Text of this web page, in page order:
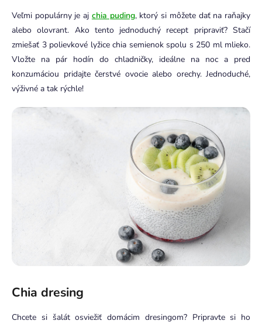
Veľmi populárny je aj chia puding, ktorý si môžete dať na raňajky
alebo olovrant. Ako tento jednoduchý recept pripraviť? Stačí
zmiešať 3 polievkové lyžice chia semienok spolu s 250 ml mlieko.
Vložte na pár hodín do chladničky, ideálne na noc a pred
konzumáciou pridajte čerstvé ovocie alebo orechy. Jednoduché,
výživné a tak rýchle!
Chia dresing
Chcete si šalát osviežiť domácim dresingom? Pripravte si ho